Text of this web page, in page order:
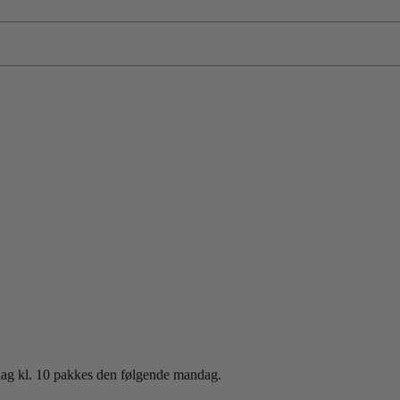
kl. 10 pakkes den følgende mandag.